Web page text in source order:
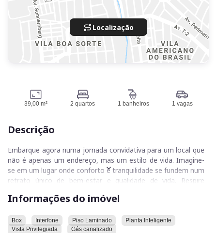
Localização
39,00 m² 2 quartos 1 banheiros 1 vagas
Descrição
Embarque agora numa jornada convidativa para um local que
não é apenas um endereço, mas um estilo de vida. Imagine-
se em um lugar onde conforto e tranquilidade se fundem num
retrato único de bem-estar e qualidade de vida. Respire
pedaço do paraíso localizado no coração do Residencial
Informações do imóvel
Box Interfone Piso Laminado
Planta Inteligente
Vista Privilegiada
Gás canalizado